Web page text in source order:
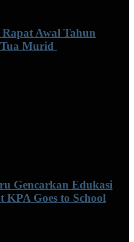
Awal Tahun
Murid
Gencarkan Edukasi
Goes to School